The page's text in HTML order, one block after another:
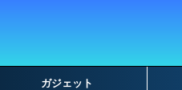
ガジェット